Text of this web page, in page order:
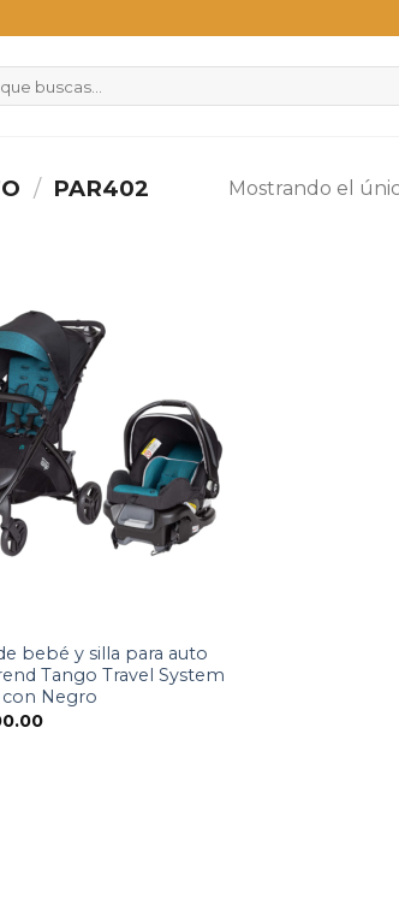
/ PAR402 Mostrando el
bebé y silla para auto
Tango Travel System
con Negro